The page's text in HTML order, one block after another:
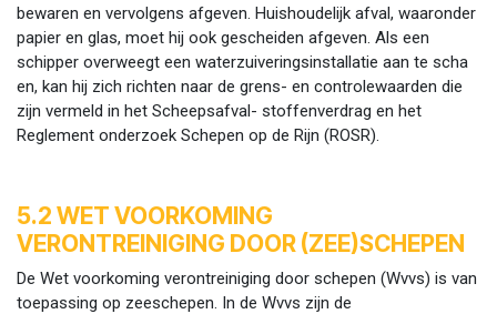
bewaren en vervolgens afgeven. Huishoudelijk afval, waaronder
papier en glas, moet hij ook gescheiden afgeven. Als een
schipper overweegt een waterzuiveringsinstallatie aan te scha
en, kan hij zich richten naar de grens- en controlewaarden die
zijn vermeld in het Scheepsafval- stoffenverdrag en het
Reglement onderzoek Schepen op de Rijn (ROSR).
5.2 WET VOORKOMING
VERONTREINIGING DOOR (ZEE)SCHEPEN
De Wet voorkoming verontreiniging door schepen (Wvvs) is van
toepassing op zeeschepen. In de Wvvs zijn de